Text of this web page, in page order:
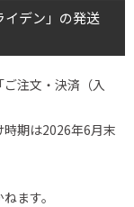
イデン」の発送
注文・決済（入
期は2026年6月末
ます。